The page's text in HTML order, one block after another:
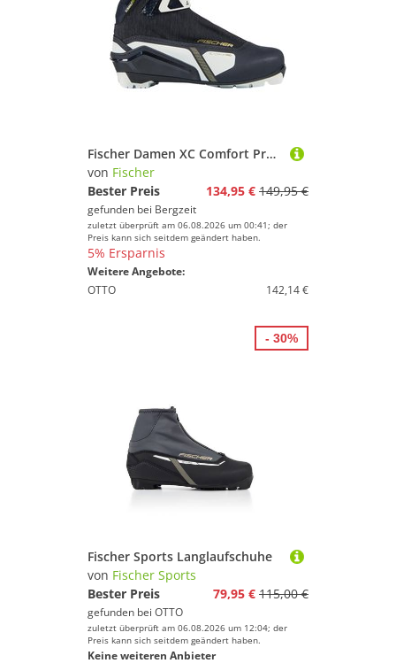
Fischer Damen XC Comfort Pro Langlaufschuhe
von Fischer
Bester Preis
134,95 € 149,95 €
gefunden bei Bergzeit
zuletzt überprüft am 06.08.2026 um 00:41; der
Preis kann sich seitdem geändert haben.
5% Ersparnis
Weitere Angebote:
OTTO
142,14 €
Fischer Sports Langlaufschuhe
von Fischer Sports
Bester Preis
79,95 € 115,00 €
gefunden bei OTTO
zuletzt überprüft am 06.08.2026 um 12:04; der
Preis kann sich seitdem geändert haben.
Keine weiteren Anbieter
- 30%